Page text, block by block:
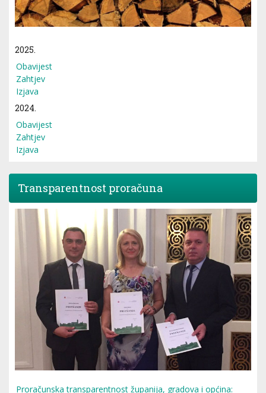
2025.
Obavijest
Zahtjev
Izjava
2024.
Obavijest
Zahtjev
Izjava
Transparentnost proračuna
Proračunska transparentnost županija, gradova i općina: